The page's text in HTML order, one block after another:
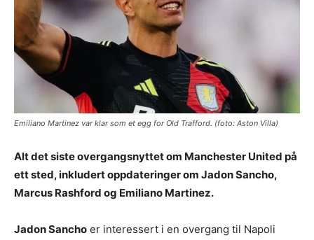
Emiliano Martinez var klar som et egg for Old Trafford. (foto: Aston Villa)
Alt det siste overgangsnyttet om Manchester United på
ett sted, inkludert oppdateringer om Jadon Sancho,
Marcus Rashford og Emiliano Martinez.
Jadon Sancho er interessert i en overgang til Napoli